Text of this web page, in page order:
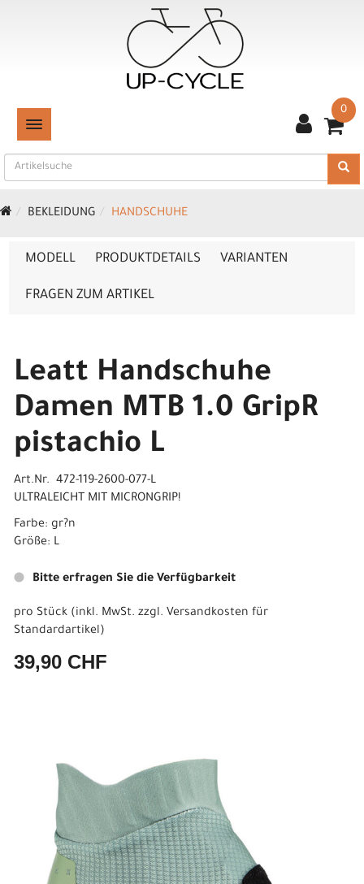
TOGGLE NAVIGATION
0
BEKLEIDUNG HANDSCHUHE
MODELL PRODUKTDETAILS VARIANTEN
FRAGEN ZUM ARTIKEL
Leatt Handschuhe
Damen MTB 1.0 GripR
pistachio L
Art.Nr. 472-119-2600-077-L
ULTRALEICHT MIT MICRONGRIP!
Farbe: gr?n
Größe: L
Bitte erfragen Sie die Verfügbarkeit
pro Stück (inkl. MwSt. zzgl. Versandkosten für
Standardartikel)
39,90 CHF